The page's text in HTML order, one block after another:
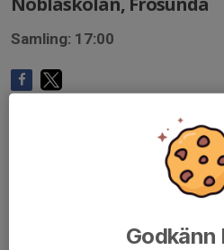
Samling: 17:00
Godkänn